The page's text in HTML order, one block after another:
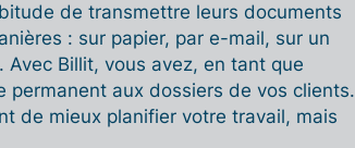
de transmettre leurs documents
: sur papier, par e-mail, sur un
Billit, vous avez, en tant que
permanent aux dossiers de vos clients.
de mieux planifier votre travail, mais